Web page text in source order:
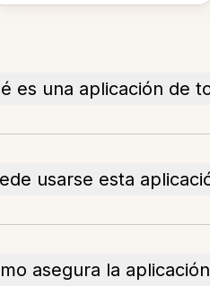
es una aplicación de
usarse esta
asegura la